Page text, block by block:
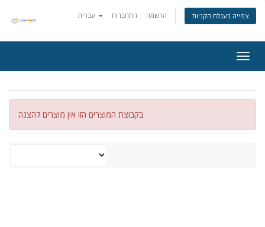
התחברות הרשמה צפייה בעגלת הקניות
בקבוצת המוצרים הזו אין מוצרים להצגה.